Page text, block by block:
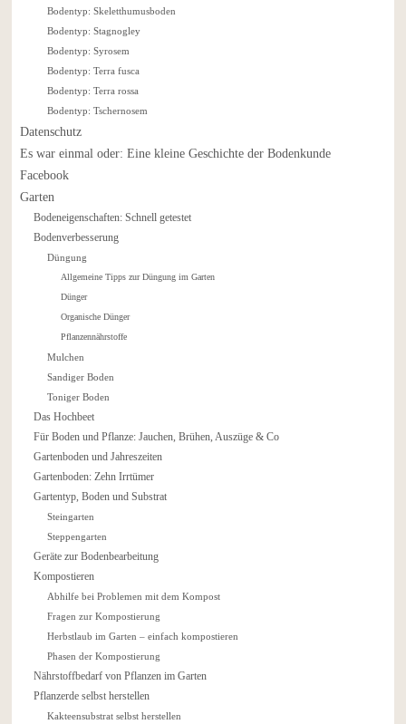
Bodentyp: Skeletthumusboden
Bodentyp: Stagnogley
Bodentyp: Syrosem
Bodentyp: Terra fusca
Bodentyp: Terra rossa
Bodentyp: Tschernosem
Datenschutz
Es war einmal oder: Eine kleine Geschichte der Bodenkunde
Facebook
Garten
Bodeneigenschaften: Schnell getestet
Bodenverbesserung
Düngung
Allgemeine Tipps zur Düngung im Garten
Dünger
Organische Dünger
Pflanzennährstoffe
Mulchen
Sandiger Boden
Toniger Boden
Das Hochbeet
Für Boden und Pflanze: Jauchen, Brühen, Auszüge & Co
Gartenboden und Jahreszeiten
Gartenboden: Zehn Irrtümer
Gartentyp, Boden und Substrat
Steingarten
Steppengarten
Geräte zur Bodenbearbeitung
Kompostieren
Abhilfe bei Problemen mit dem Kompost
Fragen zur Kompostierung
Herbstlaub im Garten – einfach kompostieren
Phasen der Kompostierung
Nährstoffbedarf von Pflanzen im Garten
Pflanzerde selbst herstellen
Kakteensubstrat selbst herstellen